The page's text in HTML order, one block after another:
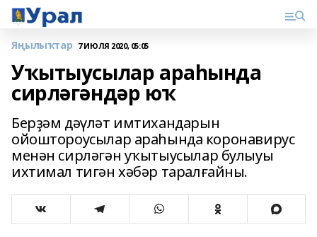
Яңылыҡтар 7 ИЮЛЯ 2020, 05:05
Уҡытыусылар араһында
сирләгәндәр юҡ
Берҙәм дәүләт имтихандарын
ойоштороусылар араһында коронавирус
менән сирләгән уҡытыусылар булыуы
ихтимал тигән хәбәр таралғайны.